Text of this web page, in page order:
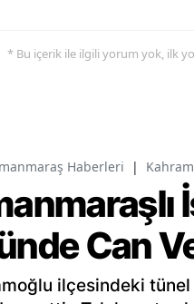
* Bu içerik ile ilgili yorum yok, ilk
Haberleri |
Can
ilçesindeki